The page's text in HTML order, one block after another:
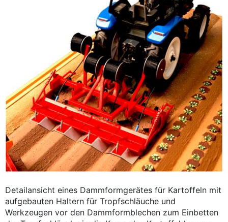
Detailansicht eines Dammformgerätes für Kartoffeln mit
aufgebauten Haltern für Tropfschläuche und
Werkzeugen vor den Dammformblechen zum Einbetten